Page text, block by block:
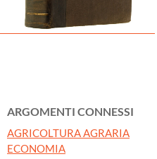
ARGOMENTI CONNESSI
AGRICOLTURA AGRARIA
ECONOMIA